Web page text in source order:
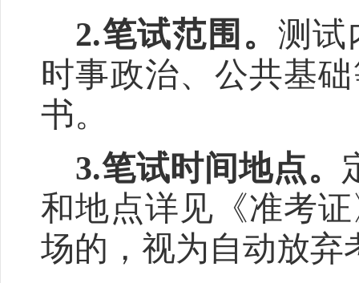
2.笔试范围。 测试
时事政治、 公共基础
书。
3.笔试时间地点。
和地点详见《准考
场的，视为自动放弃